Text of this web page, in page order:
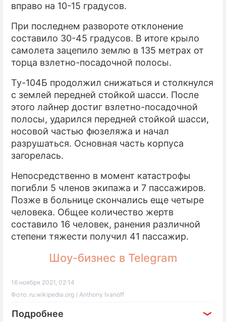
вправо на 10-15 градусов.
При последнем развороте отклонение
составило 30-45 градусов. В итоге крыло
самолета зацепило землю в 135 метрах от
торца взлетно-посадочной полосы.
Ту-104Б продолжил снижаться и столкнулся
с землей передней стойкой шасси. После
этого лайнер достиг взлетно-посадочной
полосы, ударился передней стойкой шасси,
носовой частью фюзеляжа и начал
разрушаться. Основная часть корпуса
загорелась.
Непосредственно в момент катастрофы
погибли 5 членов экипажа и 7 пассажиров.
Позже в больнице скончались еще четыре
человека. Общее количество жертв
составило 16 человек, ранения различной
степени тяжести получил 41 пассажир.
Шоу-бизнес в Telegram
16 ноября 2021, 02:14
Фото: ru.wikipedia.org / Anthony Ivanoff
Подробнее